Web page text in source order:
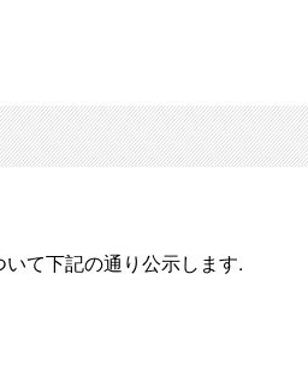
て下記の通り公示します.